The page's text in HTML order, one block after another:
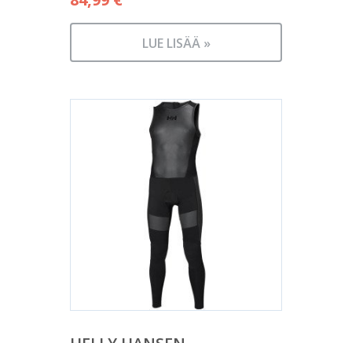
LUE LISÄÄ »